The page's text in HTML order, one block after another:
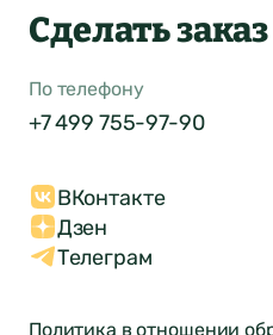
Сделать заказ
По телефону
+7 499 755-97-90
ВКонтакте
Дзен
Телеграм
Политика в отношении